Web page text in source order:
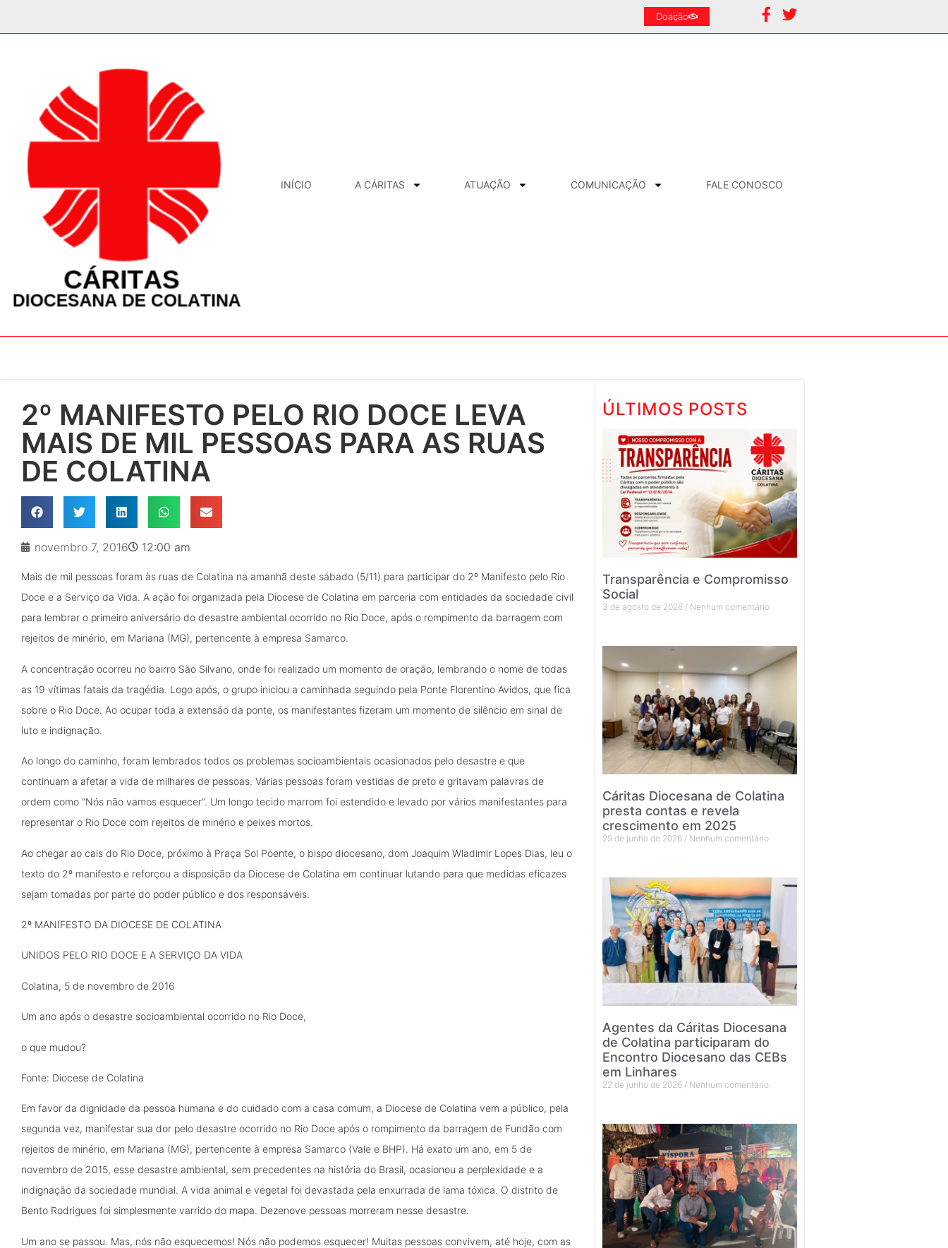
Doação
INÍCIO A CÁRITAS ATUAÇÃO COMUNICAÇÃO FALE CONOSCO
2º MANIFESTO PELO RIO DOCE LEVA
MAIS DE MIL PESSOAS PARA AS RUAS
DE COLATINA
novembro 7, 2016 12:00 am
Mais de mil pessoas foram às ruas de Colatina na amanhã deste sábado (5/11) para participar do 2º Manifesto pelo Rio
Doce e a Serviço da Vida. A ação foi organizada pela Diocese de Colatina em parceria com entidades da sociedade civil
para lembrar o primeiro aniversário do desastre ambiental ocorrido no Rio Doce, após o rompimento da barragem com
rejeitos de minério, em Mariana (MG), pertencente à empresa Samarco.
A concentração ocorreu no bairro São Silvano, onde foi realizado um momento de oração, lembrando o nome de todas
as 19 vítimas fatais da tragédia. Logo após, o grupo iniciou a caminhada seguindo pela Ponte Florentino Avidos, que fica
sobre o Rio Doce. Ao ocupar toda a extensão da ponte, os manifestantes fizeram um momento de silêncio em sinal de
luto e indignação.
Ao longo do caminho, foram lembrados todos os problemas socioambientais ocasionados pelo desastre e que
continuam a afetar a vida de milhares de pessoas. Várias pessoas foram vestidas de preto e gritavam palavras de
ordem como “Nós não vamos esquecer”. Um longo tecido marrom foi estendido e levado por vários manifestantes para
representar o Rio Doce com rejeitos de minério e peixes mortos.
Ao chegar ao cais do Rio Doce, próximo à Praça Sol Poente, o bispo diocesano, dom Joaquim Wladimir Lopes Dias, leu o
texto do 2º manifesto e reforçou a disposição da Diocese de Colatina em continuar lutando para que medidas eficazes
sejam tomadas por parte do poder público e dos responsáveis.
2º MANIFESTO DA DIOCESE DE COLATINA
UNIDOS PELO RIO DOCE E A SERVIÇO DA VIDA
Colatina, 5 de novembro de 2016
Um ano após o desastre socioambiental ocorrido no Rio Doce,
o que mudou?
Fonte: Diocese de Colatina
Em favor da dignidade da pessoa humana e do cuidado com a casa comum, a Diocese de Colatina vem a público, pela
segunda vez, manifestar sua dor pelo desastre ocorrido no Rio Doce após o rompimento da barragem de Fundão com
rejeitos de minério, em Mariana (MG), pertencente à empresa Samarco (Vale e BHP). Há exato um ano, em 5 de
novembro de 2015, esse desastre ambiental, sem precedentes na história do Brasil, ocasionou a perplexidade e a
indignação da sociedade mundial. A vida animal e vegetal foi devastada pela enxurrada de lama tóxica. O distrito de
Bento Rodrigues foi simplesmente varrido do mapa. Dezenove pessoas morreram nesse desastre.
Um ano se passou. Mas, nós não esquecemos! Nós não podemos esquecer! Muitas pessoas convivem, até hoje, com as
ÚLTIMOS POSTS
Transparência e Compromisso
Social
3 de agosto de 2026 Nenhum comentário
Cáritas Diocesana de Colatina
presta contas e revela
crescimento em 2025
29 de junho de 2026 Nenhum comentário
Agentes da Cáritas Diocesana
de Colatina participaram do
Encontro Diocesano das CEBs
em Linhares
22 de junho de 2026 Nenhum comentário